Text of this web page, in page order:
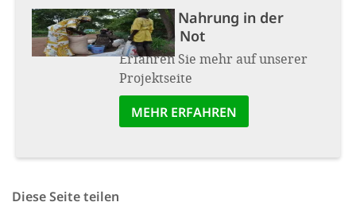
Projekt: Nahrung in der
größten Not
Erfahren Sie mehr auf unserer
Projektseite
MEHR ERFAHREN
Diese Seite teilen